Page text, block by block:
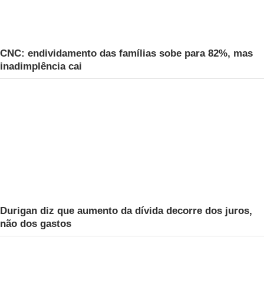
CNC: endividamento das famílias sobe para 82%, mas
inadimplência cai
Durigan diz que aumento da dívida decorre dos juros,
não dos gastos